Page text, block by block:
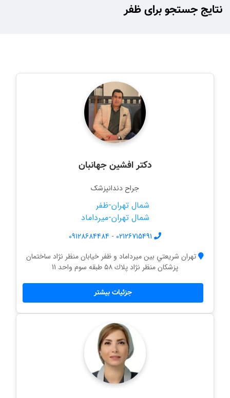
نتایج جستجو برای ظفر
دكتر افشين جهانبان
جراح دندانپزشک
شمال تهران-ظفر
شمال تهران-میرداماد
02126715491
-
09128684484
تهران شريعتي بين ميرداماد و ظفر خيابان منظر نژاد ساختمان
پزشكان منظر نژاد پلاك ٥٨ طبقه سوم واحد 11
جزئیات بیشتر